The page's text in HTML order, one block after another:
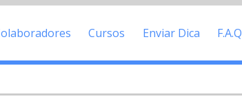
Cursos Enviar Dica F.A.Q